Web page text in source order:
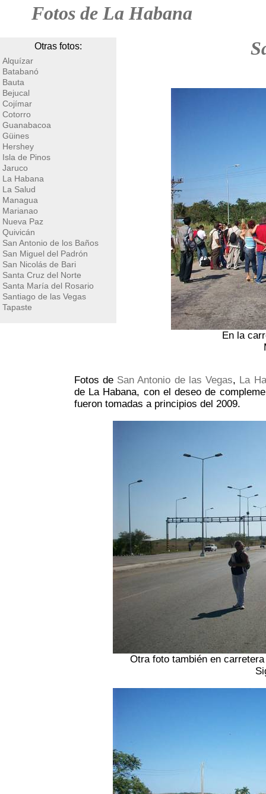
Fotos de La Habana
Otras fotos:
Alquízar
Batabanó
Bauta
Bejucal
Cojímar
Cotorro
Guanabacoa
Güines
Hershey
Isla de Pinos
Jaruco
La Habana
La Salud
Managua
Marianao
Nueva Paz
Quivicán
San Antonio de los Baños
San Miguel del Padrón
San Nicolás de Bari
Santa Cruz del Norte
Santa María del Rosario
Santiago de las Vegas
Tapaste
En la
Fotos de San Antonio de las Vegas, La
de La Habana, con el deseo de
fueron tomadas a principios del 2009.
Otra foto también en